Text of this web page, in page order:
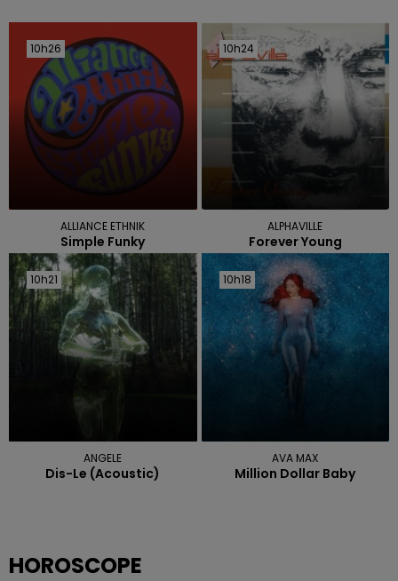
10h26
10h26
ALLIANCE ETHNIK
Simple Funky
10h24
10h24
ALPHAVILLE
Forever Young
10h21
10h21
ANGELE
Dis-Le (acoustic)
10h18
10h18
AVA MAX
Million Dollar Baby
HOROSCOPE